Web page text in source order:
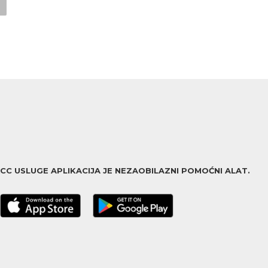
USLUGE APLIKACIJA JE NEZAOBILAZNI POMOĆNI ALAT.